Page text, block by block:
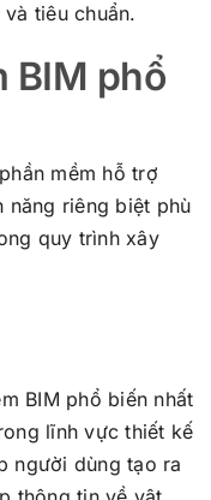
tiêu chuẩn.
BIM phổ
mềm hỗ trợ
năng riêng biệt phù
quy trình xây
BIM phổ biến nhất
lĩnh vực thiết kế
người dùng tạo ra